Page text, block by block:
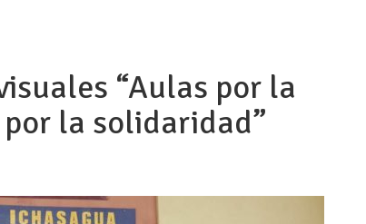
“Aulas por la
la solidaridad”